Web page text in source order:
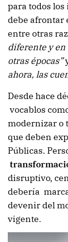
para todos
debe afrontar
entre otras
diferente y en
otras épocas”
ahora, las
Desde hace
vocablos
modernizar o
que deben
Públicas.
disruptivo,
debería
devenir del
vigente.